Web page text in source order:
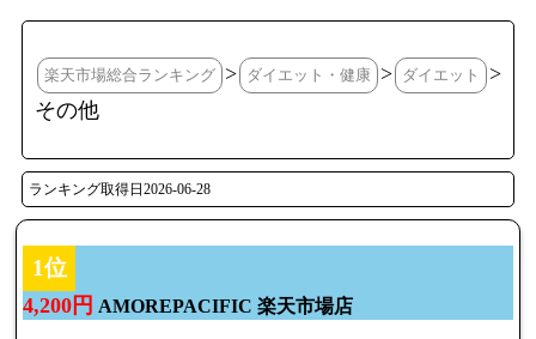
楽天市場総合ランキング > ダイエット・健康 > ダイエット
>
その他
ランキング取得日2026-06-28
1位
4,200円 AMOREPACIFIC 楽天市場店